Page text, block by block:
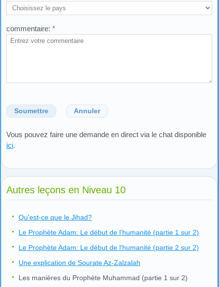
commentaire: *
Soumettre Annuler
Vous pouvez faire une demande en direct via le chat disponible
ici.
Autres leçons en Niveau 10
Qu'est-ce que le Jihad?
Le Prophète Adam: Le début de l'humanité (partie 1 sur 2)
Le Prophète Adam: Le début de l'humanité (partie 2 sur 2)
Une explication de Sourate Az-Zalzalah
Les manières du Prophète Muhammad (partie 1 sur 2)